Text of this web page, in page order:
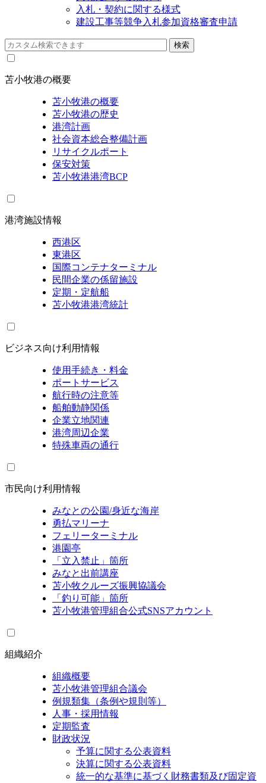
入札・契約に関する様式
建設工事等競争入札参加資格審査申請
苫小牧港の概要
苫小牧港の概要
苫小牧港の歴史
港湾計画
社会資本総合整備計画
リサイクルポート
保安対策
苫小牧港港湾BCP
港湾施設情報
西港区
東港区
国際コンテナターミナル
民間企業の係留施設
定期・定航船
苫小牧港港湾統計
ビジネス向け利用情報
使用手続き・料金
ポートサービス
航行時の注意等
船舶動静関係
企業立地関連
港湾周辺企業
特殊車両の通行
市民向け利用情報
みなとの公園/身近な海岸
勇払マリーナ
フェリーターミナル
港園亭
「立入禁止」箇所
みなと出前講座
苫小牧クルーズ振興協議会
「釣り可能」箇所
苫小牧港管理組合公式SNSアカウント
組織紹介
組織概要
苫小牧港管理組合議会
例規類集（条例や規則等）
人事・採用情報
定期監査
財政状況
予算に関する公表資料
決算に関する公表資料
統一的な基準に基づく財務書類及び固定資